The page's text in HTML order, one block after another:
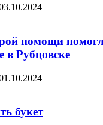
помощи
в Рубцовске
букет